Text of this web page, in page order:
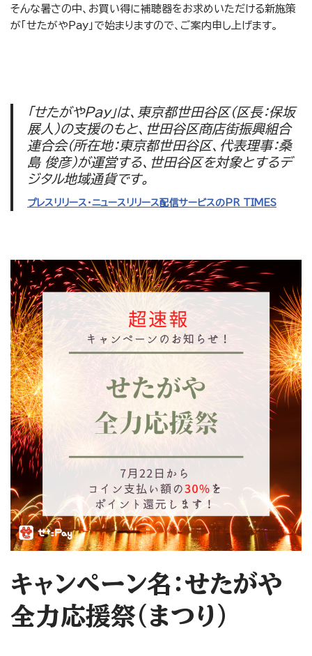
そんな暑さの中、お買い得に補聴器をお求めいただける新施策
が「せたがやPay」で始まりますので、ご案内申し上げます。
「せたがやPay」は、東京都世田谷区（区長：保坂
展人）の支援のもと、世田谷区商店街振興組合
連合会（所在地：東京都世田谷区、代表理事：桑
島 俊彦）が運営する、世田谷区を対象とするデ
ジタル地域通貨です。
プレスリリース・ニュースリリース配信サービスのPR TIMES
キャンペーン名：せたがや
全力応援祭（まつり）